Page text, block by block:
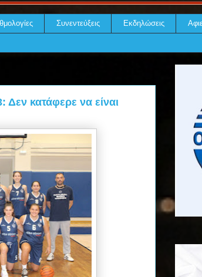
Συνεντεύξεις Εκδηλώσεις
κατάφερε να είναι